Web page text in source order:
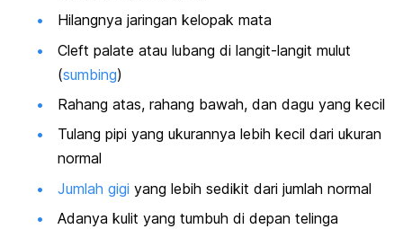
Hilangnya jaringan kelopak mata
Cleft palate atau lubang di langit-langit mulut
(sumbing)
Rahang atas, rahang bawah, dan dagu yang kecil
Tulang pipi yang ukurannya lebih kecil dari ukuran
normal
Jumlah gigi yang lebih sedikit dari jumlah normal
Adanya kulit yang tumbuh di depan telinga